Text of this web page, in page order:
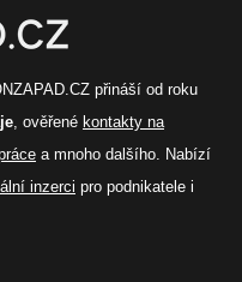
přináší od roku
, ověřené kontakty na
a mnoho dalšího. Nabízí
inzerci pro podnikatele i